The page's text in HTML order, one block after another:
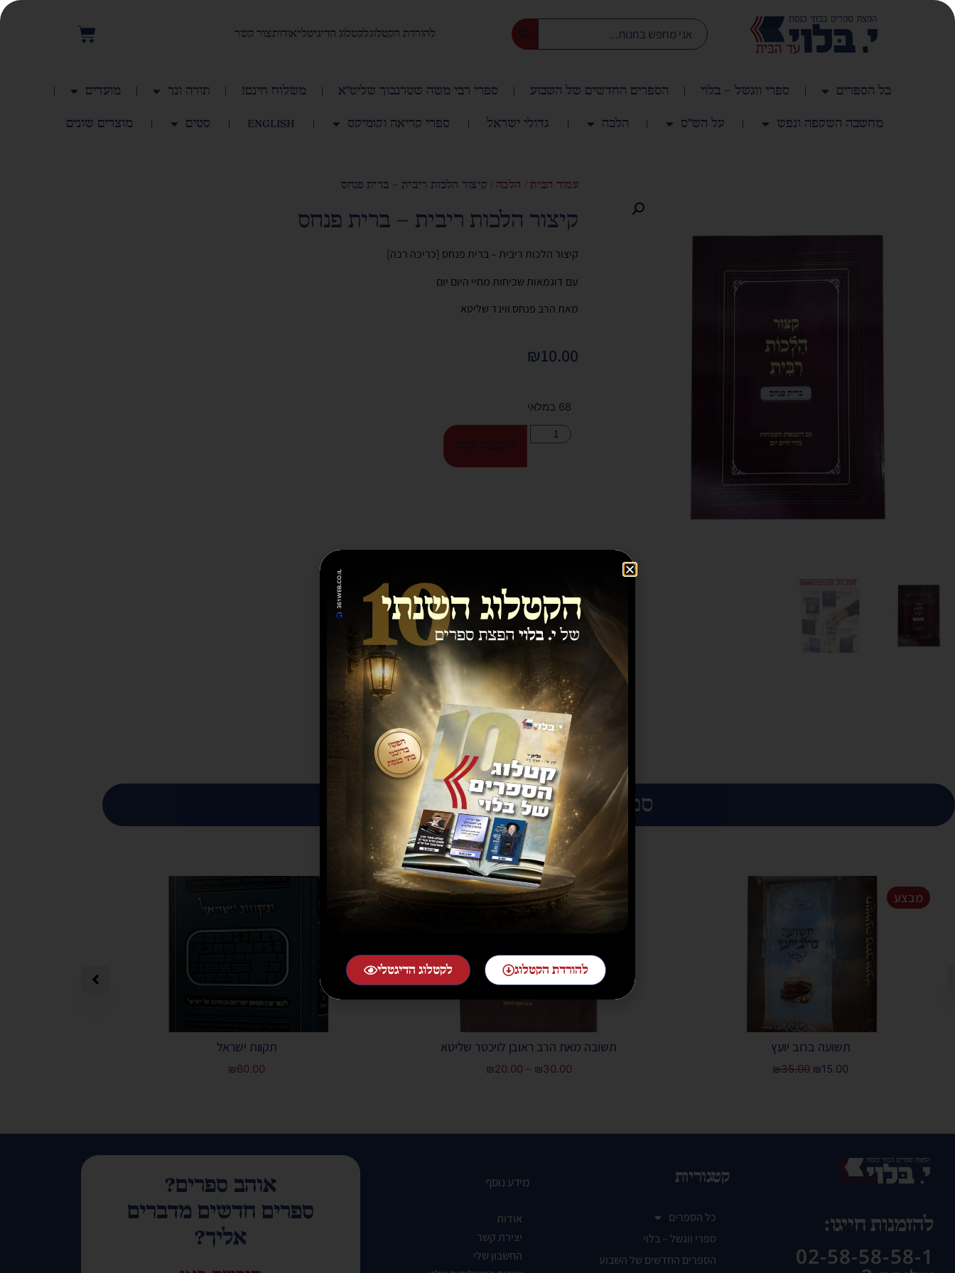
להורדת הקטלוג לקטלוג הדיגיטלי אודות צור קשר
כל הספרים ספרי ווגשל – בלוי הספרים החדשים של השבוע ספרי רבי משה שטרנבוך שליט"א משלוח חינם! תורה ונך מועדים
מחשבה השקפה ונפש על הש"ס הלכה גדולי ישראל ספרי קריאה וקומיקס English סטים מוצרים שונים
עמוד הבית/ הלכה / קיצור הלכות ריבית – ברית פנחס
קיצור הלכות ריבית – ברית פנחס
קיצור הלכות ריבית – ברית פנחס [כריכה רכה]
עם דוגמאות שכיחות מחיי היום יום
מאת הרב פנחס ווינד שליטא
₪10.00
68 במלאי
הוספה לסל
ספרים נוספים שיעניינו אותך...
מבצע
תשועה ברוב יועץ
₪35.00 ₪15.00
תשובה מאת הרב ראובן לויכטר שליטא
₪20.00 – ₪30.00
תקוות ישראל
₪60.00
להזמנות חייגו:
02-58-58-58-1
קטגוריות
כל הספרים
ספרי ווגשל – בלוי
הספרים החדשים של השבוע
מידע נוסף
אודות
יצירת קשר
החשבון שלי
אוהב ספרים?
ספרים חדשים מדברים
אליך?
להורדת הקטלוג לקטלוג הדיגטלי